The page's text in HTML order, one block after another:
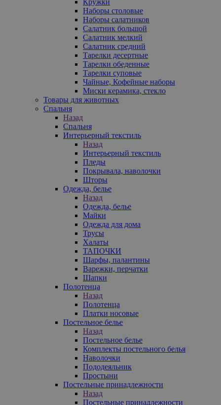
Наборы столовые
Наборы салатников
Салатник большой
Салатник мелкий
Салатник средний
Тарелки десертные
Тарелки обеденные
Тарелки суповые
Чайные, Кофейные наборы
Миски керамика, стекло
Товары для животных
Спальня
Назад
Спальня
Интерьерный текстиль
Назад
Интерьерный текстиль
Пледы
Покрывала, наволочки
Шторы
Одежда, белье
Назад
Одежда, белье
Майки
Одежда для дома
Трусы
Халаты
ТАПОЧКИ
Шарфы, палантины
Варежки, перчатки
Шапки
Полотенца
Назад
Полотенца
Платки носовые
Постельное белье
Назад
Постельное белье
Комплекты постельного белья
Наволочки
Пододеяльник
Простыни
Постельные принадлежности
Назад
Постельные принадлежности